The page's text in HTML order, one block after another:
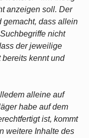
anzeigen soll. Der
gemacht, dass allein
nicht
der jeweilige
kennt und
alleine auf
habe auf dem
ist, kommt
weitere Inhalte des